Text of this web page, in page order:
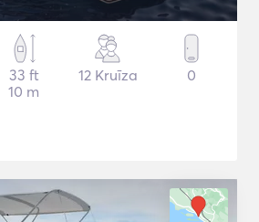
33 ft
10 m
12 Kruīza 0